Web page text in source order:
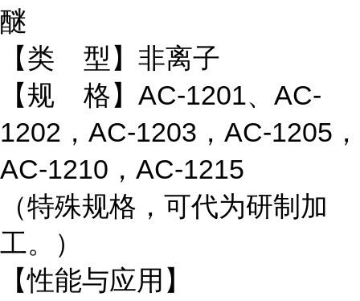
醚
【类 型】非离子
【规 格】AC-1201、AC-
1202，AC-1203，AC-1205，
AC-1210，AC-1215
（特殊规格，可代为研制加
工。）
【性能与应用】